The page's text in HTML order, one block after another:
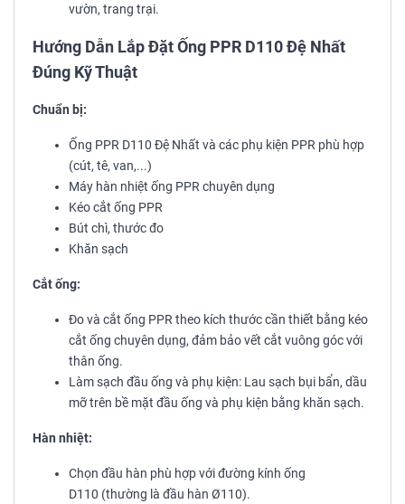
vườn, trang trại.
Hướng Dẫn Lắp Đặt Ống PPR D110 Đệ Nhất
Đúng Kỹ Thuật
Chuẩn bị:
Ống PPR D110 Đệ Nhất và các phụ kiện PPR phù hợp
(cút, tê, van,...)
Máy hàn nhiệt ống PPR chuyên dụng
Kéo cắt ống PPR
Bút chì, thước đo
Khăn sạch
Cắt ống:
Đo và cắt ống PPR theo kích thước cần thiết bằng kéo
cắt ống chuyên dụng, đảm bảo vết cắt vuông góc với
thân ống.
Làm sạch đầu ống và phụ kiện: Lau sạch bụi bẩn, dầu
mỡ trên bề mặt đầu ống và phụ kiện bằng khăn sạch.
Hàn nhiệt:
Chọn đầu hàn phù hợp với đường kính ống
D110 (thường là đầu hàn Ø110).